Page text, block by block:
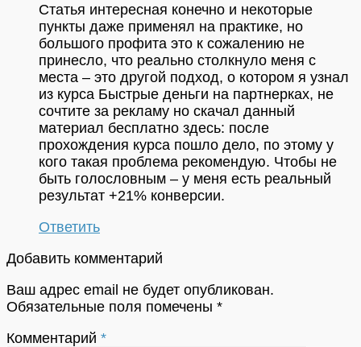
Статья интересная конечно и некоторые
пункты даже применял на практике, но
большого профита это к сожалению не
принесло, что реально столкнуло меня с
места – это другой подход, о котором я узнал
из курса Быстрые деньги на партнерках, не
сочтите за рекламу но скачал данный
материал бесплатно здесь: после
прохождения курса пошло дело, по этому у
кого такая проблема рекомендую. Чтобы не
быть голословным – у меня есть реальный
результат +21% конверсии.
Ответить
Добавить комментарий
Ваш адрес email не будет опубликован.
Обязательные поля помечены *
Комментарий *